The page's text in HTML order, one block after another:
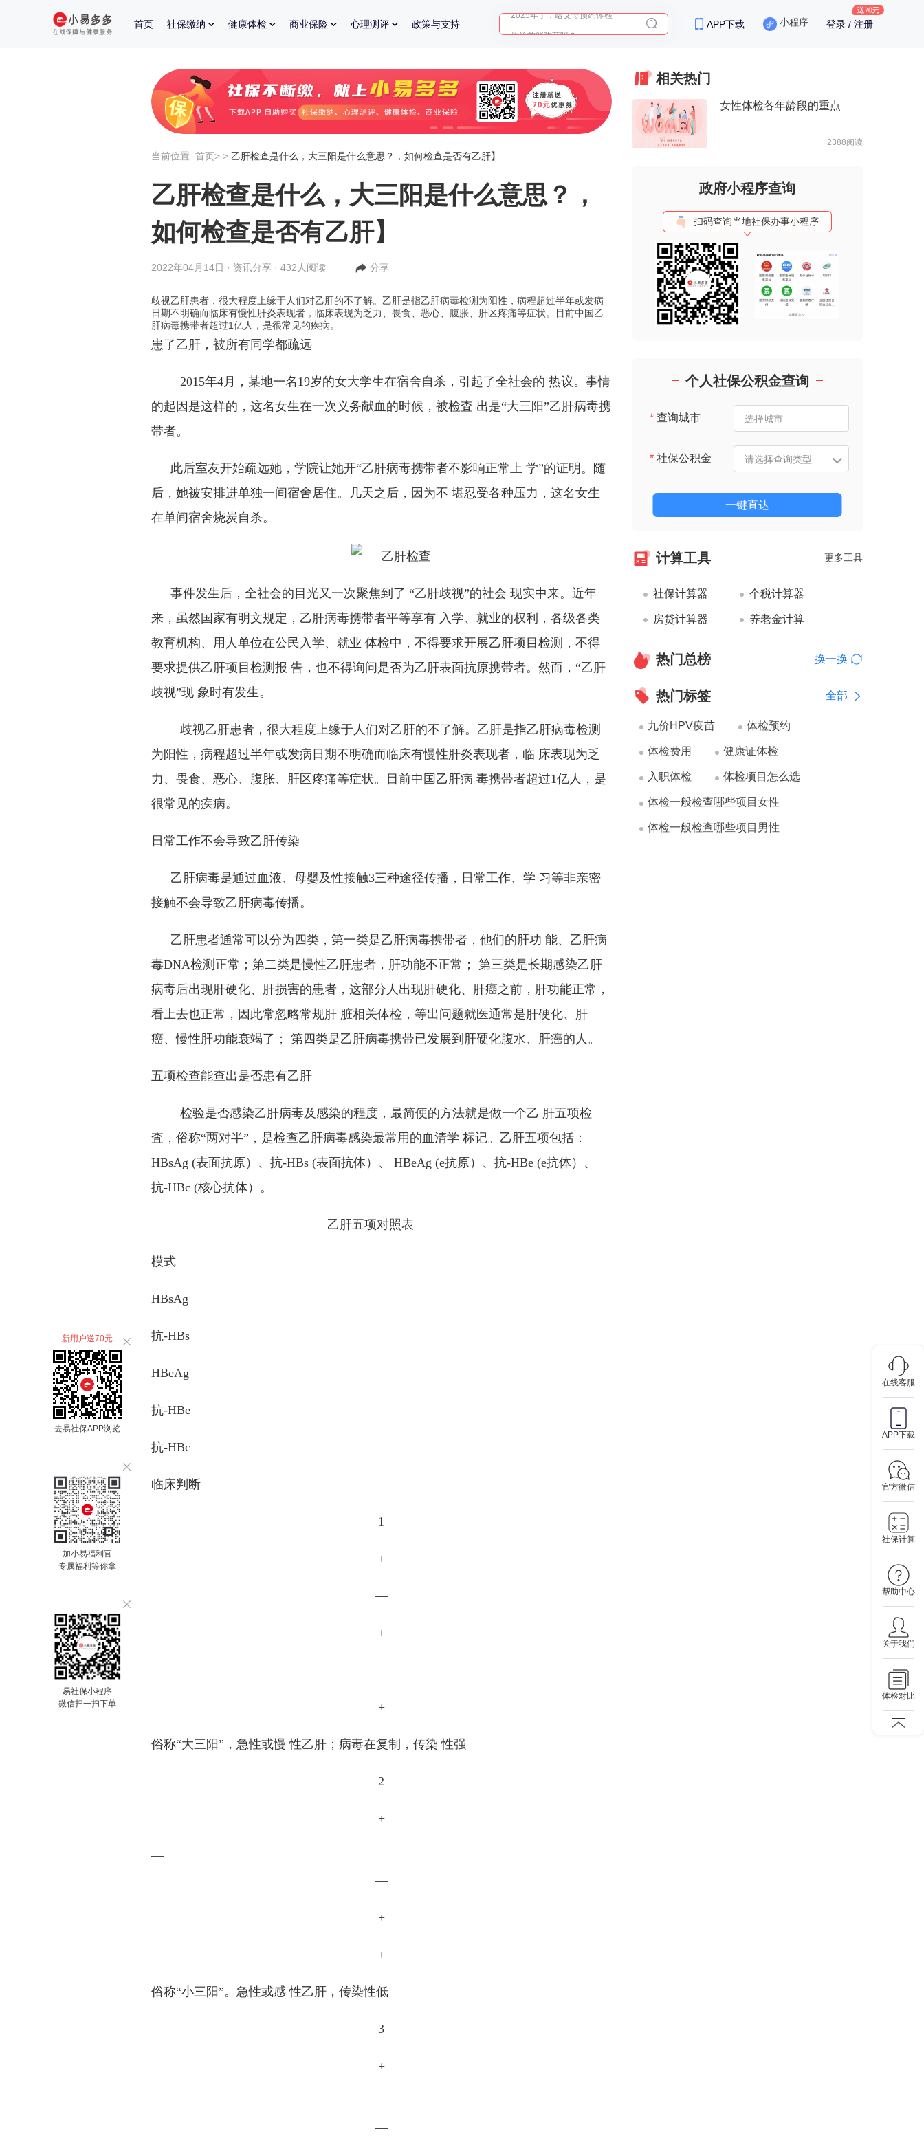
首页 社保缴纳 健康体检 商业保险 心理测评 政策与支持 体检前能吃药吗？
2025年了，给父母预约体检
APP下载 小程序 登录 / 注册
在线客服
APP下载
官方微信
社保计算
帮助中心
关于我们
体检对比
新用户送70元
去易社保APP浏览
加小易福利官
专属福利等你拿
易社保小程序
微信扫一扫下单
当前位置: 首页> > 乙肝检查是什么，大三阳是什么意思？，如何检查是否有乙肝】
乙肝检查是什么，大三阳是什么意思？，
如何检查是否有乙肝】
2022年04月14日 · 资讯分享 · 432人阅读 分享
歧视乙肝患者，很大程度上缘于人们对乙肝的不了解。乙肝是指乙肝病毒检测为阳性，病程超过半年或发病
日期不明确而临床有慢性肝炎表现者，临床表现为乏力、畏食、恶心、腹胀、肝区疼痛等症状。目前中国乙
肝病毒携带者超过1亿人，是很常见的疾病。
患了乙肝，被所有同学都疏远
2015年4月，某地一名 19岁的女大学生在宿舍自杀，引起了全社会的 热议。事情
的起因是这样的，这名女生在一次义务献血的时候，被检査 出是“大三阳”乙肝病毒携
带者。
此后室友开始疏远她，学院让她开“乙肝病毒携带者不影响正常上 学”的证明。随
后，她被安排进单独一间宿舍居住。几天之后，因为不 堪忍受各种压力，这名女生
在单间宿舍烧炭自杀。
事件发生后，全社会的目光又一次聚焦到了 “乙肝歧视”的社会 现实中来。近年
来，虽然国家有明文规定，乙肝病毒携带者平等享有 入学、就业的权利，各级各类
教育机构、用人单位在公民入学、就业 体检中，不得要求开展乙肝项目检测，不得
要求提供乙肝项目检测报 告，也不得询问是否为乙肝表面抗原携带者。然而， “乙肝
歧视”现 象时有发生。
歧视乙肝患者，很大程度上缘于人们对乙肝的不了解。乙肝是指乙肝病毒检测
为阳性，病程超过半年或发病日期不明确而临床有慢性肝炎表现者，临 床表现为乏
力、畏食、恶心、腹胀、肝区疼痛等症状。目前中国乙肝病 毒携带者超过1亿人，是
很常见的疾病。
日常工作不会导致乙肝传染
乙肝病毒是通过血液、母婴及性接触3三种途径传播，日常工作、学 习等非亲密
接触不会导致乙肝病毒传播。
乙肝患者通常可以分为四类，第一类是乙肝病毒携带者，他们的肝功 能、乙肝病
毒DNA检测正常；第二类是慢性乙肝患者，肝功能不正常； 第三类是长期感染乙肝
病毒后出现肝硬化、肝损害的患者，这部分人出现肝硬化、肝癌之前，肝功能正常，
看上去也正常，因此常忽略常规肝 脏相关体检，等出问题就医通常是肝硬化、肝
癌、慢性肝功能衰竭了； 第四类是乙肝病毒携带已发展到肝硬化腹水、肝癌的人。
五项检查能查出是否患有乙肝
检验是否感染乙肝病毒及感染的程度，最简便的方法就是做一个乙 肝五项检
査，俗称“两对半” ，是检查乙肝病毒感染最常用的血清学 标记。乙肝五项包括：
HBsAg (表面抗原）、抗-HBs (表面抗体）、 HBeAg (e抗原）、抗-HBe (e抗体）、
抗-HBc (核心抗体）。
乙肝五项对照表
模式
HBsAg
抗-HBs
HBeAg
抗-HBe
抗-HBc
临床判断
1
+
—
+
—
+
俗称“大三阳”，急性或慢 性乙肝；病毒在复制，传染 性强
2
+
—
—
+
+
俗称“小三阳”。急性或感 性乙肝，传染性低
3
+
—
—
相关热门
女性体检各年龄段的重点
2388阅读
政府小程序查询
扫码查询当地社保办事小程序
个人社保公积金查询
*查询城市
*社保公积金
一键直达
计算工具 更多工具
社保计算器 个税计算器
房贷计算器 养老金计算
热门总榜 换一换
热门标签 全部
九价HPV疫苗 体检预约
体检费用 健康证体检
入职体检 体检项目怎么选
体检一般检查哪些项目女性
体检一般检查哪些项目男性